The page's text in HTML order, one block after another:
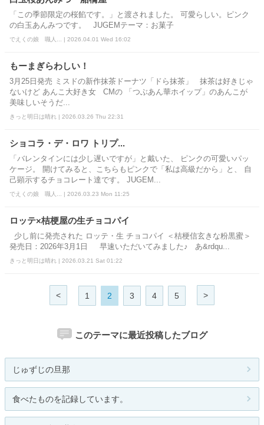
「この季節限定の桜餡です。」と渡されました。 可愛らしい。ピンク
の白玉あんみつです。 JUGEMテーマ：お菓子
でえくの娘 職人... | 2026.04.01 Wed 16:02
もーまぎらわしい！
3月25日発売 ミスドの新作抹茶ドーナツ「ドら抹茶」 抹茶は好きじゃ
ないけど あんこ大好き女 CMの 「つぶあん華ホイップ」のあんこが
美味しいそうだ...
きっと明日は晴れ | 2026.03.26 Thu 22:31
ショコラ・デ・ロワ トリプ...
「バレンタインには少し遅いですが」と戴いた、 ピンクの可愛いパッ
ケージ。 開けてみると、こちらもピンクで「私は高級だから」と、 自
己顕示するチョコレート達です。 JUGEM...
でえくの娘 職人... | 2026.03.23 Mon 11:25
ロッテ×桔梗屋の生チョコパイ
少し前に発売された ロッテ・生 チョコパイ ＜桔梗信玄きな粉黒蜜＞
発売日：2026年3月1日 早速いただいてみました♪ あ&rdqu...
きっと明日は晴れ | 2026.03.21 Sat 01:22
< 1 2 3 4 5 >
このテーマに最近投稿したブログ
じゅずじの旦那
食べたものを記録しています。